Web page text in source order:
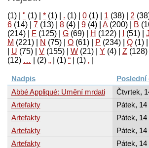
(1) " (1) * (1) . (1) 0 (1) 1 (38) 2
6 (14) 7 (13) 8 (4) 9 (4) A(200) B
(214)
F (125) G (69) H (122) (51) J
M (221) N (75) O (61) P (234) Q (1)
U (75) V (155) W (21) Y (4) Z (128)
‚
(1)
“
(1)
„
(2)
…
(12)
Nadpis
Poslední
Abbé Appliqué: Umění mrdati
Čtvrtek,
Artefakty
Pátek, 14
Artefakty
Pátek, 14
Artefakty
Pátek, 14
Artefakty
Pátek, 14